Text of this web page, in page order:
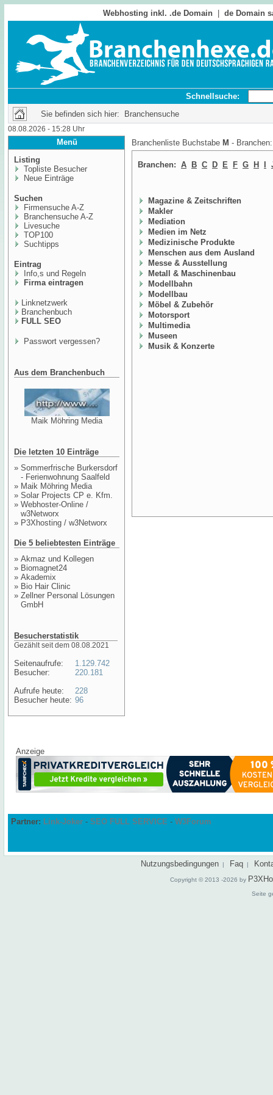
Webhosting inkl. .de Domain de Domain
Schnellsuche:
Sie befinden sich hier: Branchensuche
08.08.2026 - 15:28 Uhr
Menü
Listing
Topliste Besucher
Neue Einträge
Suchen
Firmensuche A-Z
Branchensuche A-Z
Livesuche
TOP100
Suchtipps
Eintrag
Info,s und Regeln
Firma eintragen
Linknetzwerk
Branchenbuch
FULL SEO
Passwort vergessen?
Aus dem Branchenbuch
Maik Möhring Media
Die letzten 10 Einträge
» Sommerfrische Burkersdorf
- Ferienwohnung Saalfeld
» Maik Möhring Media
» Solar Projects CP e. Kfm.
» Webhoster-Online /
w3Networx
» P3Xhosting / w3Networx
Die 5 beliebtesten Einträge
» Akmaz und Kollegen
» Biomagnet24
» Akademix
» Bio Hair Clinic
» Zellner Personal Lösungen
GmbH
Besucherstatistik
Gezählt seit dem 08.08.2021
Seitenaufrufe:
Besucher:
Aufrufe heute:
Besucher heute:
1.129.742
220.181
228
96
Branchenliste Buchstabe M -
Branchen: A B C D E F G H
Magazine & Zeitschriften
Makler
Mediation
Medien im Netz
Medizinische Produkte
Menschen aus dem Ausland
Messe & Ausstellung
Metall & Maschinenbau
Modellbahn
Modellbau
Möbel & Zubehör
Motorsport
Multimedia
Museen
Musik & Konzerte
Anzeige
Partner: Link-Joker - SEO FULL SERVICE - W3Forum
Nutzungsbedingungen | Faq |
Copyright © 2013 -2026 by
Seite